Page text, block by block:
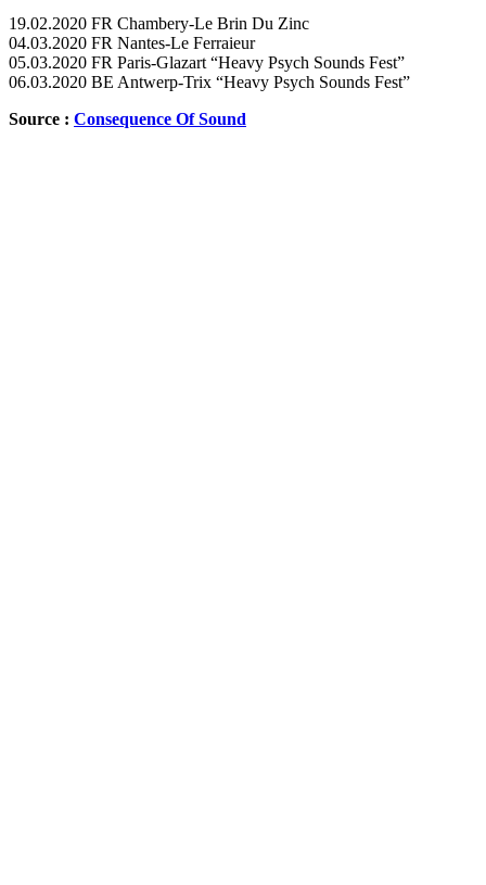
19.02.2020 FR Chambery-Le Brin Du Zinc
04.03.2020 FR Nantes-Le Ferraieur
05.03.2020 FR Paris-Glazart “Heavy Psych Sounds Fest”
06.03.2020 BE Antwerp-Trix “Heavy Psych Sounds Fest”
Source : Consequence Of Sound